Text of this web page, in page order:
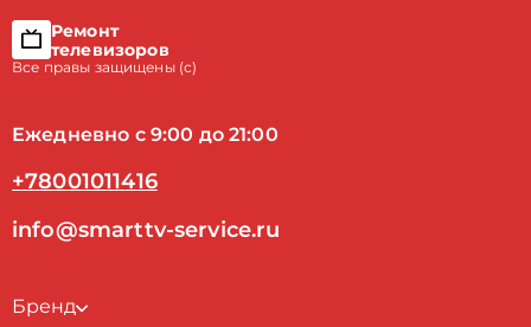
Ремонт
телевизоров
Все правы защищены (с)
Ежедневно с 9:00 до 21:00
+78001011416
info@smarttv-service.ru
Бренд